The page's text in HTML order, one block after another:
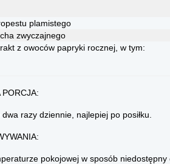
plamistego
zwyczajnego
z owoców papryki rocznej, w tym:
PORCJA:
razy dziennie, najlepiej po posiłku.
pokojowej w sposób niedostępny